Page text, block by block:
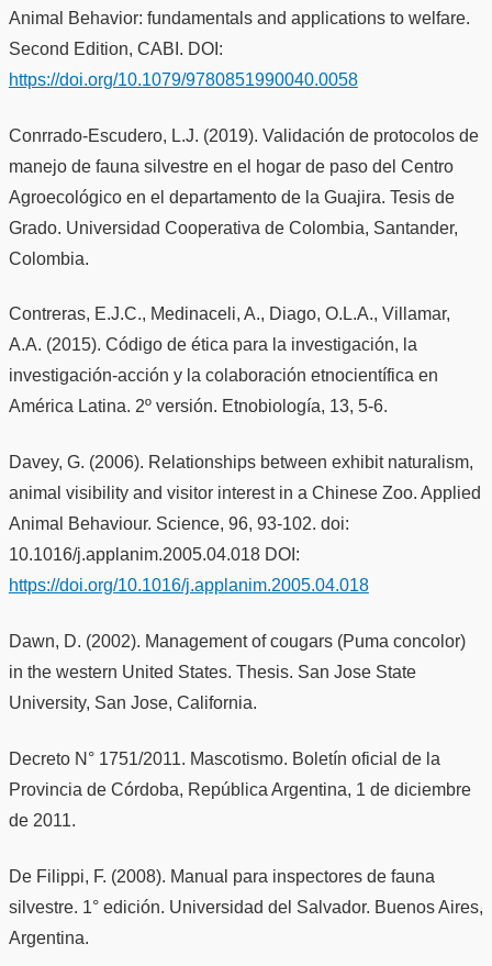
Animal Behavior: fundamentals and applications to welfare.
Second Edition, CABI. DOI:
https://doi.org/10.1079/9780851990040.0058
Conrrado-Escudero, L.J. (2019). Validación de protocolos de
manejo de fauna silvestre en el hogar de paso del Centro
Agroecológico en el departamento de la Guajira. Tesis de
Grado. Universidad Cooperativa de Colombia, Santander,
Colombia.
Contreras, E.J.C., Medinaceli, A., Diago, O.L.A., Villamar,
A.A. (2015). Código de ética para la investigación, la
investigación-acción y la colaboración etnocientífica en
América Latina. 2º versión. Etnobiología, 13, 5-6.
Davey, G. (2006). Relationships between exhibit naturalism,
animal visibility and visitor interest in a Chinese Zoo. Applied
Animal Behaviour. Science, 96, 93-102. doi:
10.1016/j.applanim.2005.04.018 DOI:
https://doi.org/10.1016/j.applanim.2005.04.018
Dawn, D. (2002). Management of cougars (Puma concolor)
in the western United States. Thesis. San Jose State
University, San Jose, California.
Decreto N° 1751/2011. Mascotismo. Boletín oficial de la
Provincia de Córdoba, República Argentina, 1 de diciembre
de 2011.
De Filippi, F. (2008). Manual para inspectores de fauna
silvestre. 1° edición. Universidad del Salvador. Buenos Aires,
Argentina.